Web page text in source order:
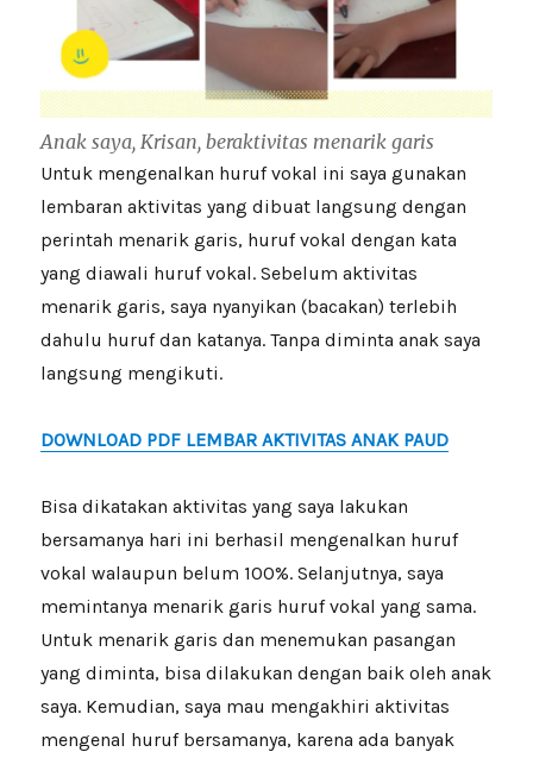
Anak saya, Krisan, beraktivitas menarik garis
Untuk mengenalkan huruf vokal ini saya gunakan
lembaran aktivitas yang dibuat langsung dengan
perintah menarik garis, huruf vokal dengan kata
yang diawali huruf vokal. Sebelum aktivitas
menarik garis, saya nyanyikan (bacakan) terlebih
dahulu huruf dan katanya. Tanpa diminta anak saya
langsung mengikuti.
DOWNLOAD PDF LEMBAR AKTIVITAS ANAK PAUD
Bisa dikatakan aktivitas yang saya lakukan
bersamanya hari ini berhasil mengenalkan huruf
vokal walaupun belum 100%. Selanjutnya, saya
memintanya menarik garis huruf vokal yang sama.
Untuk menarik garis dan menemukan pasangan
yang diminta, bisa dilakukan dengan baik oleh anak
saya. Kemudian, saya mau mengakhiri aktivitas
mengenal huruf bersamanya, karena ada banyak